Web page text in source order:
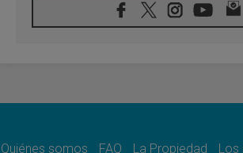
06.08.2026
Cardenal Parolin: La paz
06.08.2026
Quiénes somos FAQ La Propiedad Los